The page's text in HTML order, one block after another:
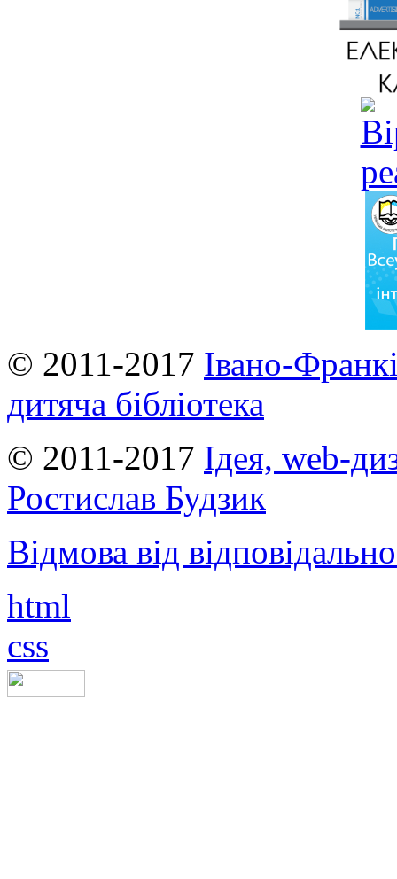
© 2011-2017 Івано-
дитяча бібліотека
© 2011-2017 Ідея, web-
Ростислав Будзик
Відмова від
html
css